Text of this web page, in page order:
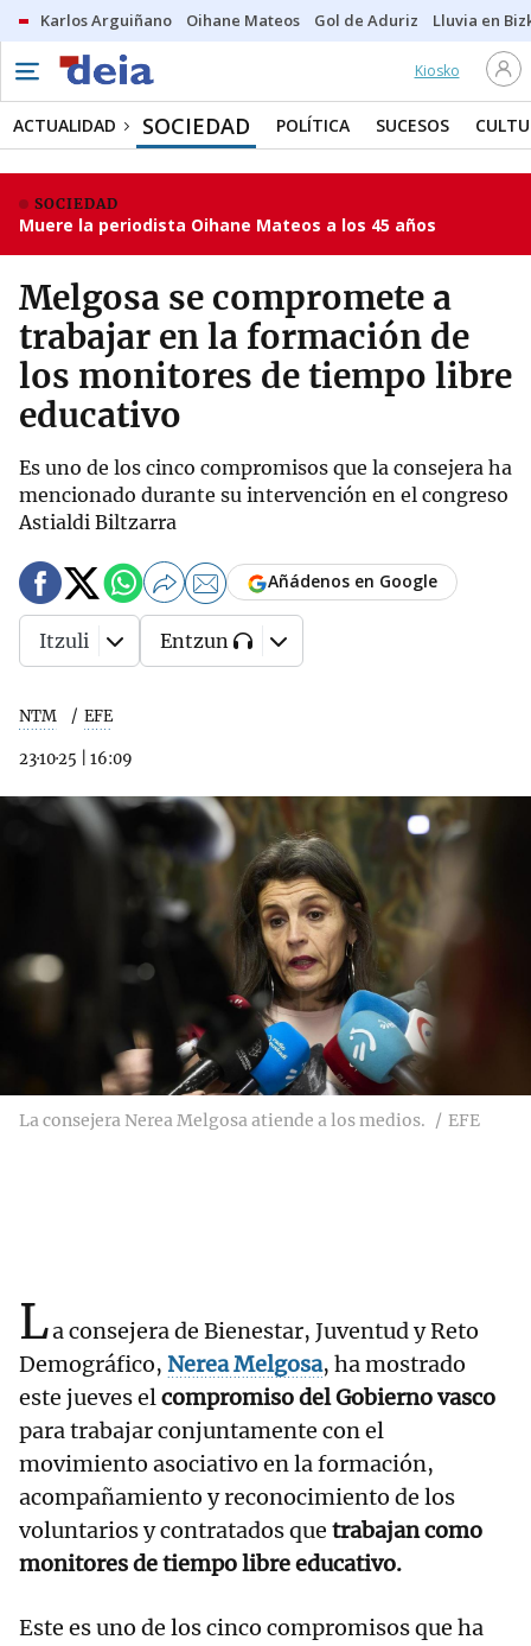
Karlos Arguiñano Oihane Mateos Gol de Aduriz Lluvia en
Kiosko
ACTUALIDAD SOCIEDAD POLÍTICA SUCESOS
SOCIEDAD
Muere la periodista Oihane Mateos a los 45 años
Melgosa se compromete a
trabajar en la formación de
los monitores de tiempo libre
educativo
Es uno de los cinco compromisos que la consejera ha
mencionado durante su intervención en el congreso
Astialdi Biltzarra
NTM EFE
23·10·25 16:09
Añádenos en Google
Itzuli Entzun
La consejera Nerea Melgosa atiende a los medios. EFE
La consejera de Bienestar, Juventud y Reto
Demográfico, Nerea Melgosa, ha mostrado
este jueves elcompromiso del Gobierno vasco
para trabajar conjuntamente con el
movimiento asociativo en la formación,
acompañamiento y reconocimiento de los
voluntarios y contratados que trabajan como
monitores de tiempo libre educativo.
Este es uno de los cinco compromisos que ha